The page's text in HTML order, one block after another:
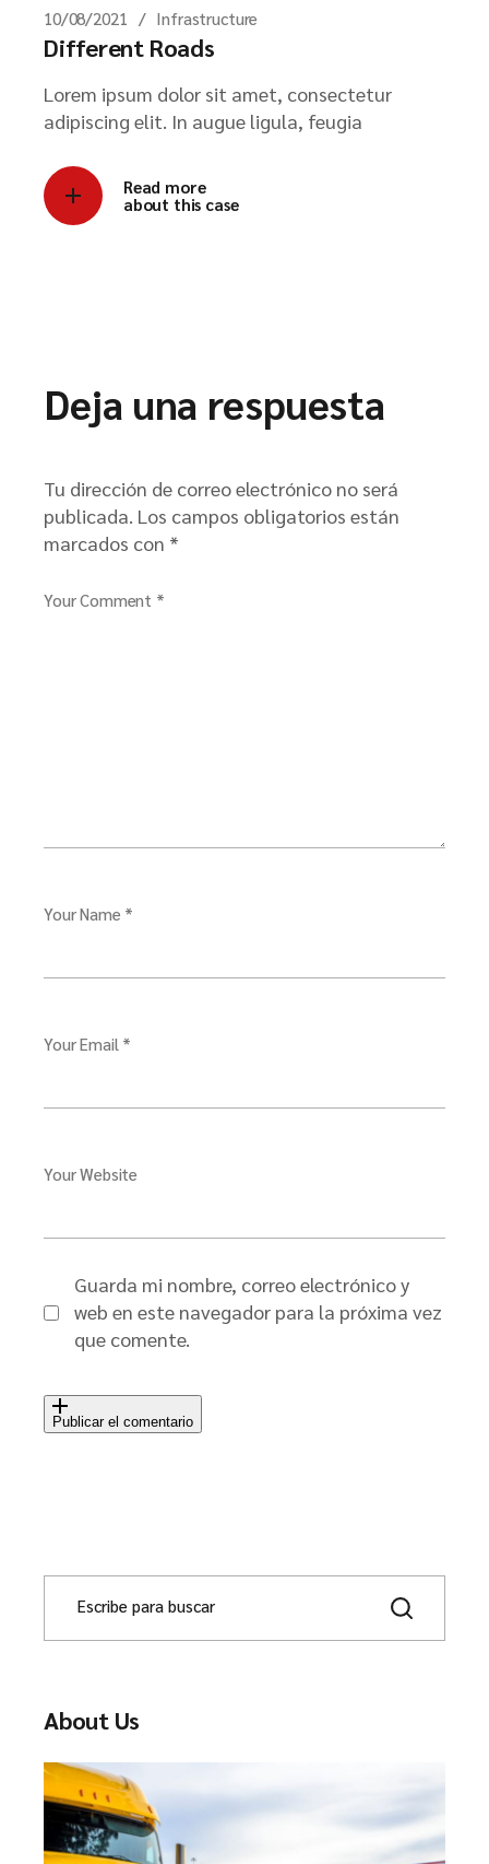
10/08/2021 Infrastructure
Different Roads
Lorem ipsum dolor sit amet, consectetur
adipiscing elit. In augue ligula, feugia
Read more
about this case
Deja una respuesta
Tu dirección de correo electrónico no será
publicada. Los campos obligatorios están
marcados con *
Your Comment *
Your Name *
Your Email *
Your Website
Guarda mi nombre, correo electrónico y
web en este navegador para la próxima vez
que comente.
Publicar el comentario
About Us